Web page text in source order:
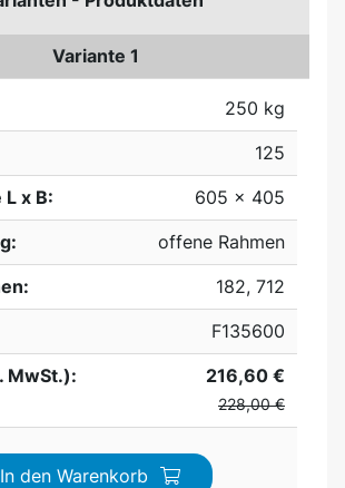
Variante 1
250 kg
125
x B:
605 x 405
offene Rahmen
182, 712
F135600
MwSt.):
216,60 €
228,00 €
In den Warenkorb